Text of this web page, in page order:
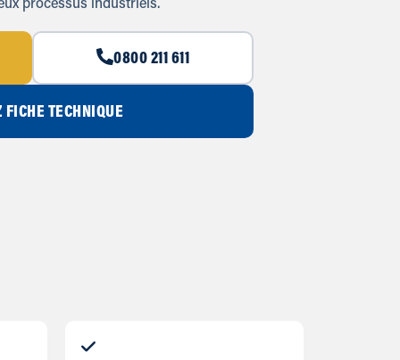
processus industriels.
0800 211 611
FICHE TECHNIQUE